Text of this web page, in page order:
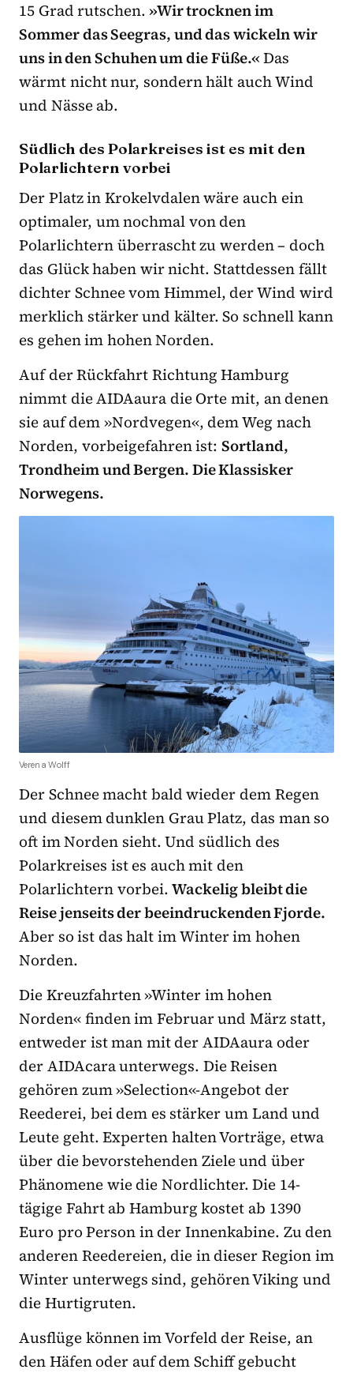
15 Grad rutschen. »Wir trocknen im
Sommer das Seegras, und das wickeln wir
uns in den Schuhen um die Füße.«Das
wärmt nicht nur, sondern hält auch Wind
und Nässe ab.
Südlich des Polarkreises ist es mit den
Polarlichtern vorbei
Der Platz in Krokelvdalen wäre auch ein
optimaler, um nochmal von den
Polarlichtern überrascht zu werden – doch
das Glück haben wir nicht. Stattdessen fällt
dichter Schnee vom Himmel, der Wind wird
merklich stärker und kälter. So schnell kann
es gehen im hohen Norden.
Auf der Rückfahrt Richtung Hamburg
nimmt die AIDAaura die Orte mit, an denen
sie auf dem »Nordvegen«, dem Weg nach
Norden, vorbeigefahren ist: Sortland,
Trondheim und Bergen. Die Klassisker
Norwegens.
Verena Wolff
Der Schnee macht bald wieder dem Regen
und diesem dunklen Grau Platz, das man so
oft im Norden sieht. Und südlich des
Polarkreises ist es auch mit den
Polarlichtern vorbei.Wackelig bleibt die
Reise jenseits der beeindruckenden Fjorde.
Aber so ist das halt im Winter im hohen
Norden.
Die Kreuzfahrten »Winter im hohen
Norden« finden im Februar und März statt,
entweder ist man mit der AIDAaura oder
der AIDAcara unterwegs. Die Reisen
gehören zum »Selection«-Angebot der
Reederei, bei dem es stärker um Land und
Leute geht. Experten halten Vorträge, etwa
über die bevorstehenden Ziele und über
Phänomene wie die Nordlichter. Die 14-
tägige Fahrt ab Hamburg kostet ab 1390
Euro pro Person in der Innenkabine. Zu den
anderen Reedereien, die in dieser Region im
Winter unterwegs sind, gehören Viking und
die Hurtigruten.
Ausflüge können im Vorfeld der Reise, an
den Häfen oder auf dem Schiff gebucht